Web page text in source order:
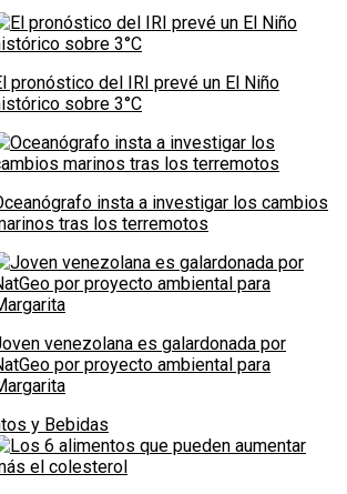
pronóstico del IRI prevé un El Niño
sobre 3°C
insta a investigar los cambios
tras los terremotos
venezolana es galardonada por
por proyecto ambiental para
y Bebidas